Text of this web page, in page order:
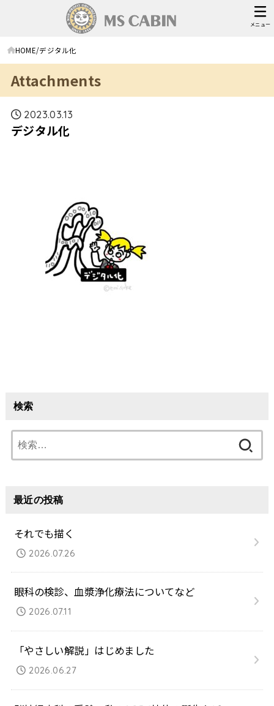
メニュー
HOME デジタル化
Attachments
2023.03.13
デジタル化
検索
索:
最近の投稿
それでも描く
2026.07.26
眼科の検診、血漿浄化療法についてなど
2026.07.11
「やさしい解説」はじめました
2026.06.27